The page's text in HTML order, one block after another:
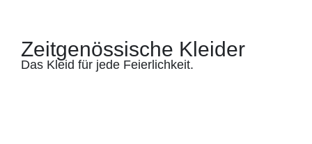
Zeitgenössische Kleider
Das Kleid für jede Feierlichkeit.